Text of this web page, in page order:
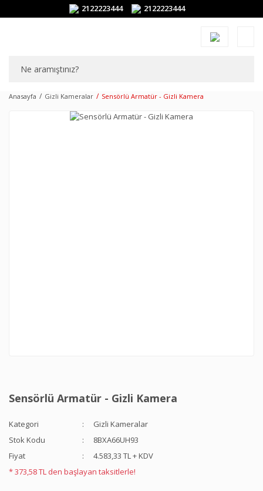
2122223444 2122223444
Anasayfa Gizli Kameralar Sensörlü Armatür - Gizli Kamera
Sensörlü Armatür - Gizli Kamera
Kategori
Gizli Kameralar
Stok Kodu
8BXA66UH93
Fiyat
4.583,33 TL + KDV
* 373,58 TL den başlayan taksitlerle!